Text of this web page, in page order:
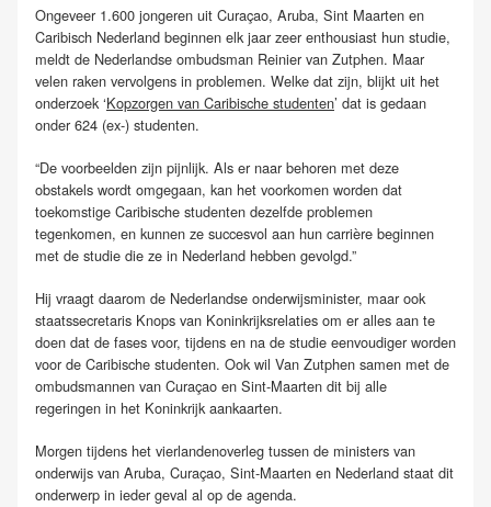
Ongeveer 1.600 jongeren uit Curaçao, Aruba, Sint Maarten en
Caribisch Nederland beginnen elk jaar zeer enthousiast hun studie,
meldt de Nederlandse ombudsman Reinier van Zutphen. Maar
velen raken vervolgens in problemen. Welke dat zijn, blijkt uit het
onderzoek ‘Kopzorgen van Caribische studenten’ dat is gedaan
onder 624 (ex-) studenten.
“De voorbeelden zijn pijnlijk. Als er naar behoren met deze
obstakels wordt omgegaan, kan het voorkomen worden dat
toekomstige Caribische studenten dezelfde problemen
tegenkomen, en kunnen ze succesvol aan hun carrière beginnen
met de studie die ze in Nederland hebben gevolgd.”
Hij vraagt daarom de Nederlandse onderwijsminister, maar ook
staatssecretaris Knops van Koninkrijksrelaties om er alles aan te
doen dat de fases voor, tijdens en na de studie eenvoudiger worden
voor de Caribische studenten. Ook wil Van Zutphen samen met de
ombudsmannen van Curaçao en Sint-Maarten dit bij alle
regeringen in het Koninkrijk aankaarten.
Morgen tijdens het vierlandenoverleg tussen de ministers van
onderwijs van Aruba, Curaçao, Sint-Maarten en Nederland staat dit
onderwerp in ieder geval al op de agenda.